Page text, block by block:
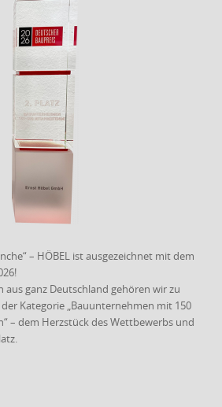
– HÖBEL ist ausgezeichnet mit dem
aus ganz Deutschland gehören wir zu
Kategorie „Bauunternehmen mit 150
– dem Herzstück des Wettbewerbs und